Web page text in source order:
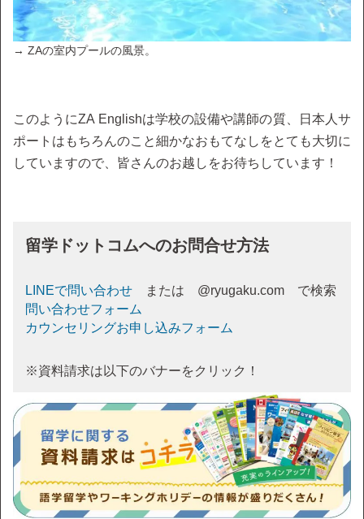
→ ZAの室内プールの風景。
このようにZA Englishは学校の設備や講師の質、日本人サ
ポートはもちろんのこと細かなおもてなしをとても大切に
していますので、皆さんのお越しをお待ちしています！
留学ドットコムへのお問合せ方法
LINEで問い合わせ または @ryugaku.com で検索
問い合わせフォーム
カウンセリングお申し込みフォーム
※資料請求は以下のバナーをクリック！